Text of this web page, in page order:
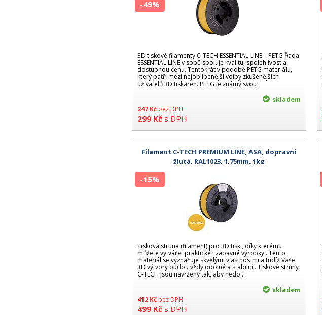
3D tiskové filamenty C-TECH ESSENTIAL LINE – PETG Řada
ESSENTIAL LINE v sobě spojuje kvalitu, spolehlivost a
dostupnou cenu. Tentokrát v podobě PETG materiálu,
který patří mezi nejoblíbenější volby zkušenějších
uživatelů 3D tiskáren. PETG je známý svou
247 Kč bez DPH
299 Kč s DPH
-49%
skladem
Filament C-TECH PREMIUM LINE, ASA, dopravní
žlutá, RAL1023, 1,75mm, 1kg
Tisková struna (filament) pro 3D tisk , díky kterému
můžete vytvářet praktické i zábavné výrobky . Tento
materiál se vyznačuje skvělými vlastnostmi a tudíž Vaše
3D výtvory budou vždy odolné a stabilní . Tiskové struny
C-TECH jsou navrženy tak, aby nedo...
412 Kč bez DPH
499 Kč s DPH
-15%
skladem